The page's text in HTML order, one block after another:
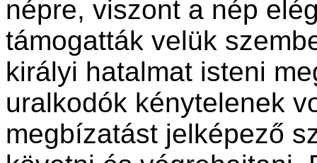
népre, viszont a nép
támogatták velük
királyi hatalmat isteni
uralkodók kénytelenek
megbízatást jelképező